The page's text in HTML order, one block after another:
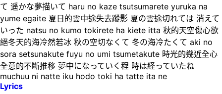
て 遥かな夢描いて haru no kaze tsutsumarete yuruka na
yume egaite 夏日的雲中途失去蹤影 夏の雲途切れては 消えて
いった natsu no kumo tokirete ha kiete itta 秋的天空傷心欲
絕冬天的海冷然若冰 秋の空切なくて 冬の海冷たくて aki no
sora setsunakute fuyu no umi tsumetakute 時光的幾近全心
全意的不斷推移 夢中になっていく程 時は経っていたね
muchuu ni natte iku hodo toki ha tatte ita ne
Lyrics